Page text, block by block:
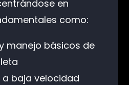
en
como:
manejo básicos de
a baja velocidad